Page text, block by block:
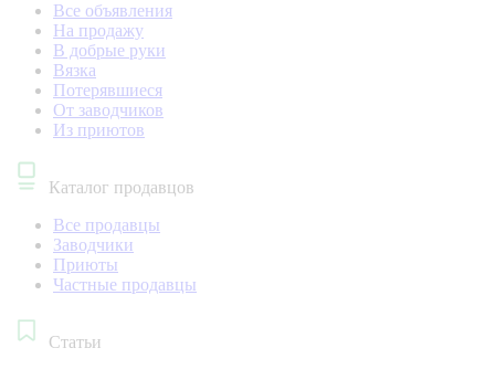
Все объявления
На продажу
В добрые руки
Вязка
Потерявшиеся
От заводчиков
Из приютов
Каталог продавцов
Все продавцы
Заводчики
Приюты
Частные продавцы
Статьи